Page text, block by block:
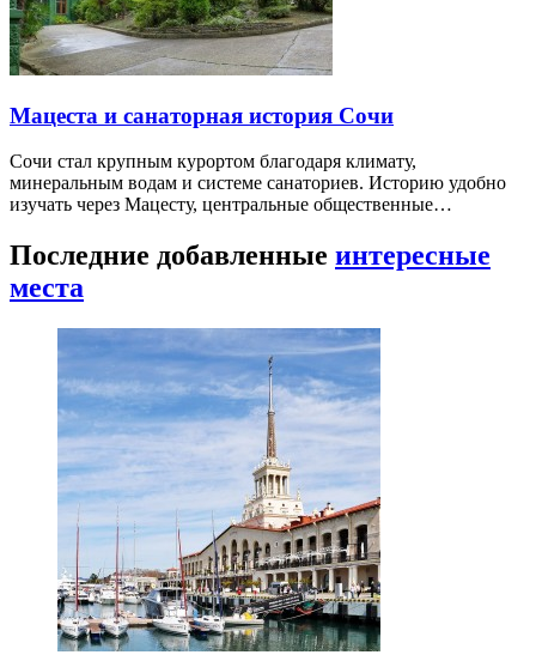
Мацеста и санаторная история Сочи
Сочи стал крупным курортом благодаря климату,
минеральным водам и системе санаториев. Историю удобно
изучать через Мацесту, центральные общественные…
Последние добавленные интересные
места